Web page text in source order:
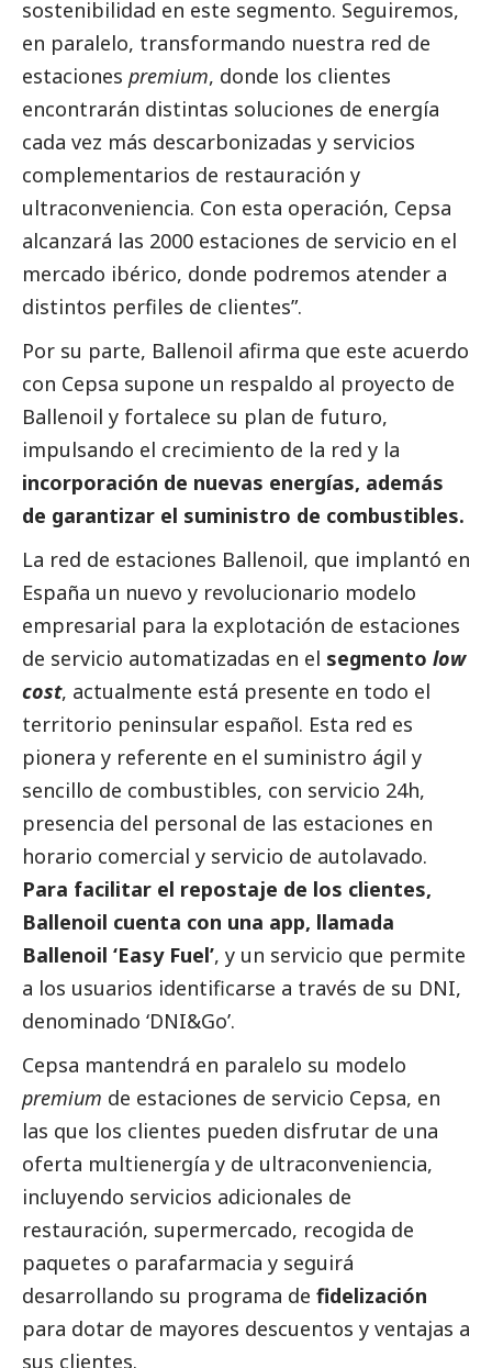
sostenibilidad en este segmento. Seguiremos,
en paralelo, transformando nuestra red de
estaciones premium, donde los clientes
encontrarán distintas soluciones de energía
cada vez más descarbonizadas y servicios
complementarios de restauración y
ultraconveniencia. Con esta operación, Cepsa
alcanzará las 2000 estaciones de servicio en el
mercado ibérico, donde podremos atender a
distintos perfiles de clientes”.
Por su parte, Ballenoil afirma que este acuerdo
con Cepsa supone un respaldo al proyecto de
Ballenoil y fortalece su plan de futuro,
impulsando el crecimiento de la red y la
incorporación de nuevas energías, además
de garantizar el suministro de combustibles.
La red de estaciones Ballenoil, que implantó en
España un nuevo y revolucionario modelo
empresarial para la explotación de estaciones
de servicio automatizadas en el segmento low
cost, actualmente está presente en todo el
territorio peninsular español. Esta red es
pionera y referente en el suministro ágil y
sencillo de combustibles, con servicio 24h,
presencia del personal de las estaciones en
horario comercial y servicio de autolavado.
Para facilitar el repostaje de los clientes,
Ballenoil cuenta con una app, llamada
Ballenoil ‘Easy Fuel’, y un servicio que permite
a los usuarios identificarse a través de su DNI,
denominado ‘DNI&Go’.
Cepsa mantendrá en paralelo su modelo
premium de estaciones de servicio Cepsa, en
las que los clientes pueden disfrutar de una
oferta multienergía y de ultraconveniencia,
incluyendo servicios adicionales de
restauración, supermercado, recogida de
paquetes o parafarmacia y seguirá
desarrollando su programa de fidelización
para dotar de mayores descuentos y ventajas a
sus clientes.